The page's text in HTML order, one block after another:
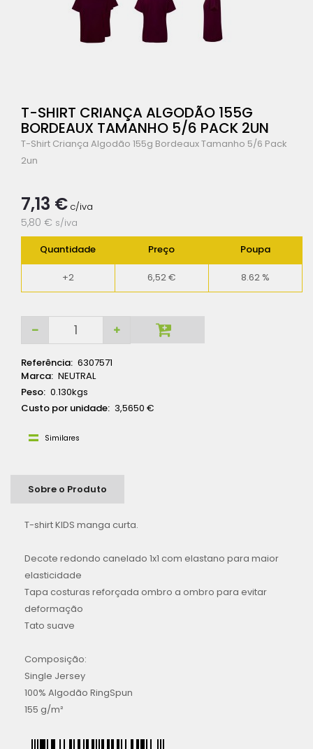
T-SHIRT CRIANÇA ALGODÃO 155G
BORDEAUX TAMANHO 5/6 PACK 2UN
T-Shirt Criança Algodão 155g Bordeaux Tamanho 5/6 Pack
2un
7,13 € c/iva
5,80 € s/iva
Quantidade
Preço Poupa
+2 6,52 € 8.62 %
Referência: 6307571
Marca: NEUTRAL
Peso: 0.130kgs
Custo por unidade: 3,5650 €
Similares
Sobre o Produto
T-shirt KIDS manga curta.
Decote redondo canelado 1x1 com elastano para maior
elasticidade
Tapa costuras reforçada ombro a ombro para evitar
deformação
Tato suave
Composição:
Single Jersey
100% Algodão RingSpun
155 g/m²
10% DESCONTO